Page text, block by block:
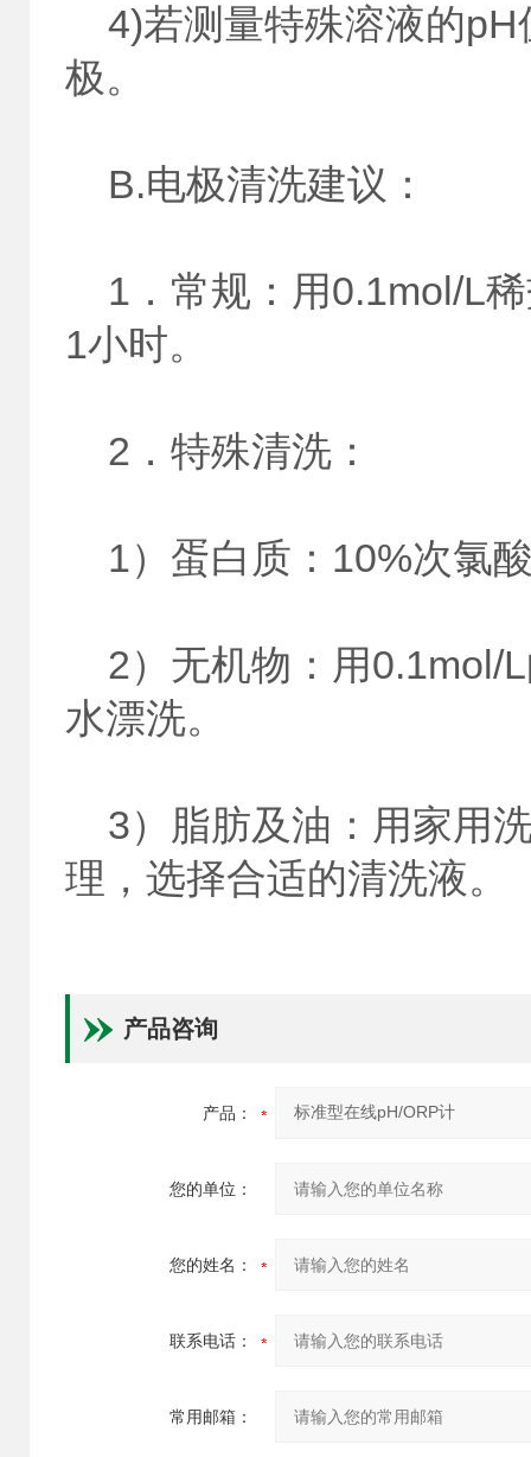
4)若测量特殊溶液的pH
极。
B.电极清洗建议：
1．常规：用0.1mol/L
1小时。
2．特殊清洗：
1）蛋白质：10%次氯
2）无机物：用0.1mol/
水漂洗。
3）脂肪及油：用家用
理，选择合适的清洗液。
产品咨询
产品：
您的单位：
您的姓名：
联系电话：
常用邮箱：